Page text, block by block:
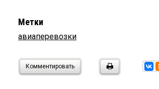
Метки
авиаперевозки
Комментировать